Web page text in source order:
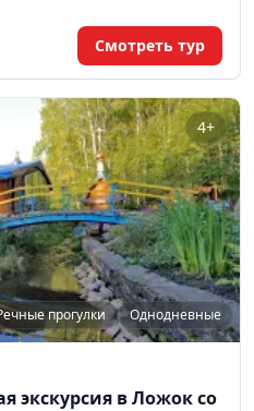
Смотреть тур
4+
прогулки Однодневные
экскурсия в Ложок со